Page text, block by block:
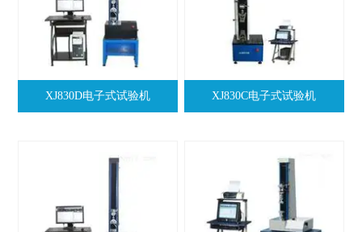
XJ830D电子式试验机 XJ830C电子式试验机